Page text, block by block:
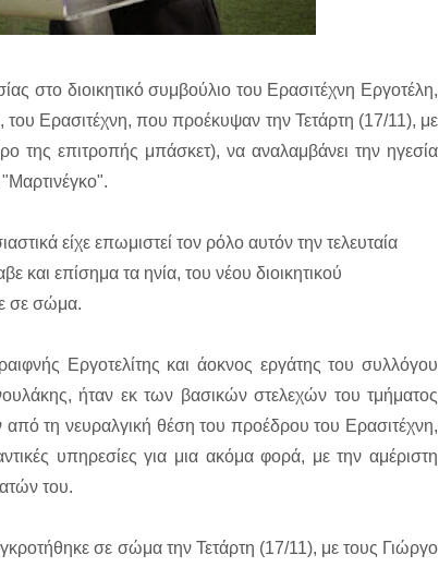
στο διοικητικό συμβούλιο του Ερασιτέχνη Εργοτέλη,
του Ερασιτέχνη, που προέκυψαν την Τετάρτη (17/11), με
της επιτροπής μπάσκετ), να αναλαμβάνει την ηγεσία
είχε επωμιστεί τον ρόλο αυτόν την τελευταία
και επίσημα τα ηνία, του νέου διοικητικού
σε σώμα.
Εργοτελίτης και άοκνος εργάτης του συλλόγου
ήταν εκ των βασικών στελεχών του τμήματος
από τη νευραλγική θέση του προέδρου του Ερασιτέχνη,
υπηρεσίες για μια ακόμα φορά, με την αμέριστη
του.
σε σώμα την Τετάρτη (17/11), με τους Γιώργο